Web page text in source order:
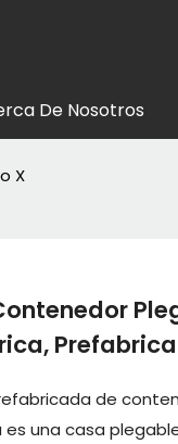
De Nosotros
X
de
una casa